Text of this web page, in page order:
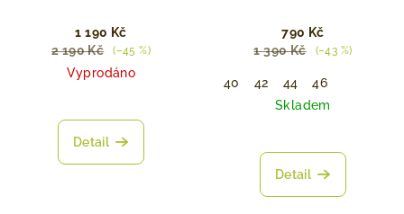
1 190 Kč
2 190 Kč
(–45 %)
Vyprodáno
Detail
790 Kč
1 390 Kč
(–43 %)
40 42 44
46
Skladem
Detail